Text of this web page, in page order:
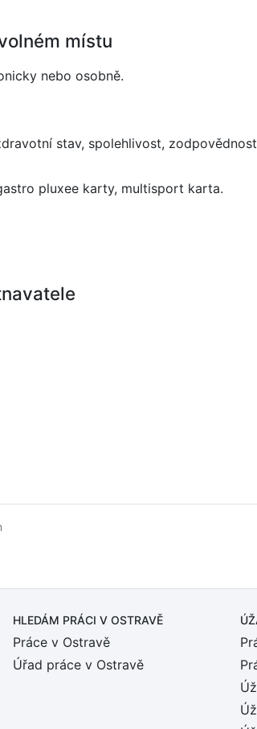
místu
nebo osobně.
stav, spolehlivost, zodpovědnost
pluxee karty, multisport karta.
HLEDÁM PRÁCI V OSTRAVĚ
Práce v Ostravě
Úřad práce v Ostravě